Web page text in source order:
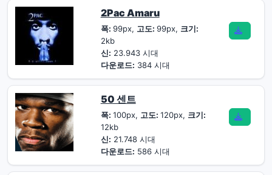
2Pac Amaru
폭: 99px, 고도: 99px, 크기:
2kb
신: 23.943 시대
다운로드: 384 시대
50 센트
폭: 100px, 고도: 120px, 크기:
12kb
신: 21.748 시대
다운로드: 586 시대